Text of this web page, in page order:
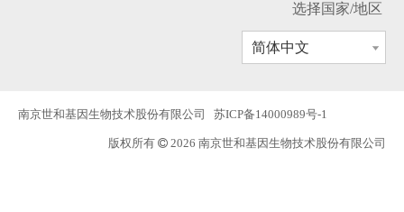
选择国家/地区
简体中文
南京世和基因生物技术股份有限公司 苏ICP备14000989号-1
版权所有  2026 南京世和基因生物技术股份有限公司